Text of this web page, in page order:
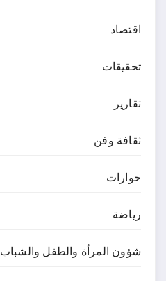
اقتصاد
تحقيقات
تقارير
ثقافة وفن
حوارات
رياضة
شؤون المرأة والطفل والشباب